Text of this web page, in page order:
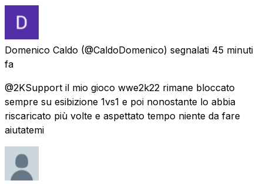
Domenico Caldo (@CaldoDomenico) segnalati 45 minuti
fa
@2KSupport il mio gioco wwe2k22 rimane bloccato
sempre su esibizione 1vs1 e poi nonostante lo abbia
riscaricato più volte e aspettato tempo niente da fare
aiutatemi